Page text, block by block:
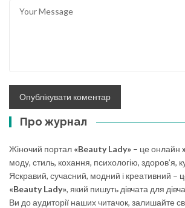
Про журнал
Жіночий портал «Beauty Lady» – це онлайн
моду, стиль, кохання, психологію, здоров’я,
Яскравий, сучасний, модний і креативний –
«Beauty Lady», який пишуть дівчата для
Ви до аудиторії наших читачок, залишайте